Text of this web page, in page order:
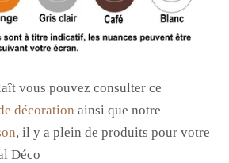
vous pouvez consulter ce
décoration ainsi que notre
, il y a plein de produits pour votre
Déco